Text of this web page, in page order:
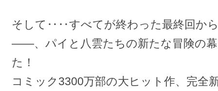
そして‥‥すべてが終わった最終回か
――、パイと八雲たちの新たな冒険の
た！
コミック3300万部の大ヒット作、完全